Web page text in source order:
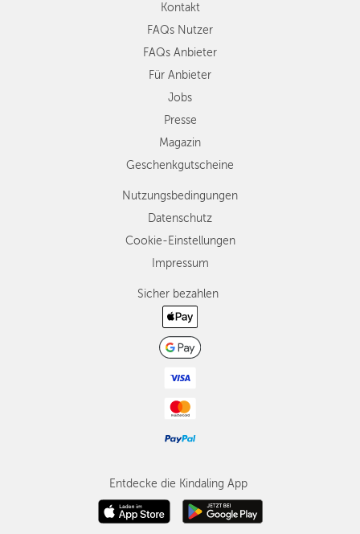
Kontakt
FAQs Nutzer
FAQs Anbieter
Für Anbieter
Jobs
Presse
Magazin
Geschenkgutscheine
Nutzungsbedingungen
Datenschutz
Cookie-Einstellungen
Impressum
Sicher bezahlen
Entdecke die Kindaling App